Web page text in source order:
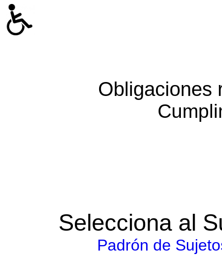
Obligaciones
Selecciona al
Padrón de